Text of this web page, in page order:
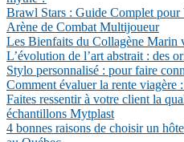
Brawl Stars : Guide Complet
Arène de Combat Multijoueur
Les Bienfaits du Collagène Marin
L’évolution de l’art abstrait : des
Stylo personnalisé : pour faire
Comment évaluer la rente viagère
Faites ressentir à votre client la
échantillons Mytplast
4 bonnes raisons de choisir un